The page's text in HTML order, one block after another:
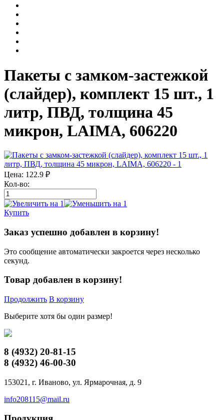
Пакеты с замком-застежкой
(слайдер), комплект 15 шт., 1
литр, ПВД, толщина 45
микрон, LAIMA, 606220
Цена: 122.9 ₽
Кол-во:
Купить
Заказ успешно добавлен в корзину!
Это сообщение автоматически закроется через несколько
секунд.
Товар добавлен в корзину!
Продолжить В корзину
Выберите хотя бы один размер!
8 (4932) 20-81-15
8 (4932) 46-00-30
153021, г. Иваново, ул. Ярмарочная, д. 9
info208115@mail.ru